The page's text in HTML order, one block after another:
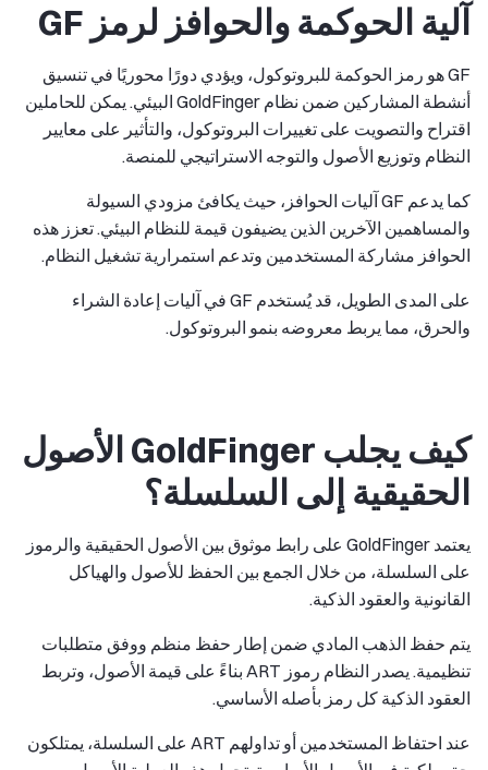
آلية الحوكمة والحوافز لرمز GF
GF هو رمز الحوكمة للبروتوكول، ويؤدي دورًا محوريًا في تنسيق
أنشطة المشاركين ضمن نظام GoldFinger البيئي. يمكن للحاملين
اقتراح والتصويت على تغييرات البروتوكول، والتأثير على معايير
النظام وتوزيع الأصول والتوجه الاستراتيجي للمنصة.
كما يدعم GF آليات الحوافز، حيث يكافئ مزودي السيولة
والمساهمين الآخرين الذين يضيفون قيمة للنظام البيئي. تعزز هذه
الحوافز مشاركة المستخدمين وتدعم استمرارية تشغيل النظام.
على المدى الطويل، قد يُستخدم GF في آليات إعادة الشراء
والحرق، مما يربط معروضه بنمو البروتوكول.
كيف يجلب GoldFinger الأصول
الحقيقية إلى السلسلة؟
يعتمد GoldFinger على رابط موثوق بين الأصول الحقيقية والرموز
على السلسلة، من خلال الجمع بين الحفظ للأصول والهياكل
القانونية والعقود الذكية.
يتم حفظ الذهب المادي ضمن إطار حفظ منظم ووفق متطلبات
تنظيمية. يصدر النظام رموز ART بناءً على قيمة الأصول، وتربط
العقود الذكية كل رمز بأصله الأساسي.
عند احتفاظ المستخدمين أو تداولهم ART على السلسلة، يمتلكون